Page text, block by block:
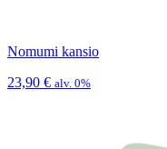
Nomumi kansio
23,90 € alv. 0%